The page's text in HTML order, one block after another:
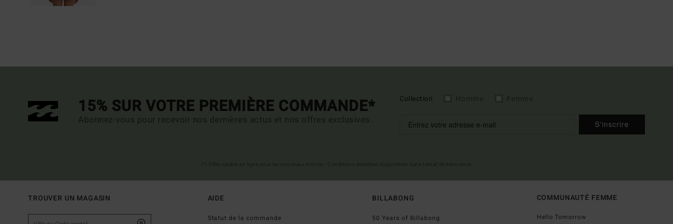
15% SUR VOTRE PREMIÈRE COMMANDE*
Abonnez-vous pour recevoir nos dernières actus et nos offres exclusives.
Collection
S'inscrire
TROUVER UN MAGASIN AIDE
Statut de la commande
BILLABONG
50 Years of Billabong
COMMUNAUTÉ FEMME
Hello Tomorrow